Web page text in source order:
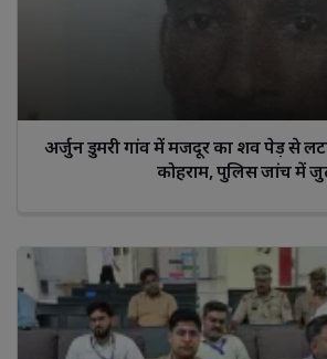
अर्जुन डुमरी गांव में मजदूर का शव पेड़ से
कोहराम, पुलिस जांच में